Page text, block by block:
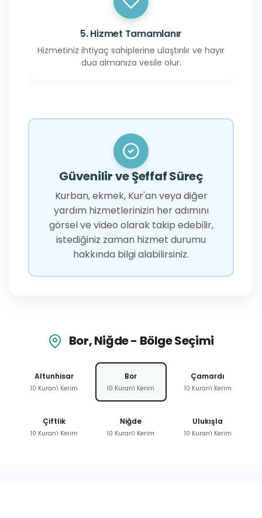
5. Hizmet Tamamlanır
Hizmetiniz ihtiyaç sahiplerine ulaştırılır ve hayır
dua almanıza vesile olur.
Güvenilir ve Şeffaf Süreç
Kurban, ekmek, Kur'an veya diğer
yardım hizmetlerinizin her adımını
görsel ve video olarak takip edebilir,
istediğiniz zaman hizmet durumu
hakkında bilgi alabilirsiniz.
Bor, Niğde - Bölge Seçimi
Altunhisar
10 Kuran'ı Kerim
Bor
10 Kuran'ı Kerim
Çamardı
10 Kuran'ı Kerim
Çiftlik
10 Kuran'ı Kerim
Niğde
10 Kuran'ı Kerim
Ulukışla
10 Kuran'ı Kerim